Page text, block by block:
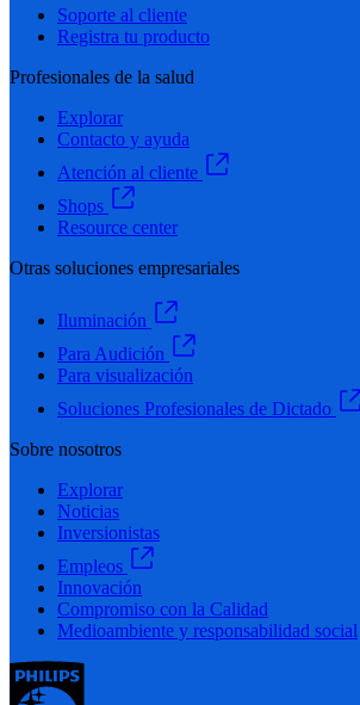
Soporte al cliente
Registra tu producto
Profesionales de la salud
Explorar
Contacto y ayuda
Atención al cliente
Shops
Resource center
Otras soluciones empresariales
Iluminación
Para Audición
Para visualización
Soluciones Profesionales de Dictado
Sobre nosotros
Explorar
Noticias
Inversionistas
Empleos
Innovación
Compromiso con la Calidad
Medioambiente y responsabilidad social